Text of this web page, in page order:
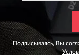
Подписываясь, Вы